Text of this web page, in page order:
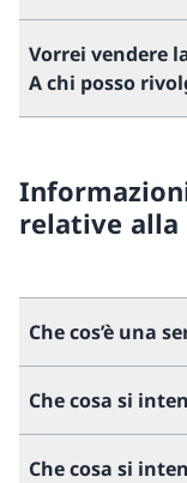
Vorrei vendere
A chi posso
relative alla
Che cos’è una
Che cosa si
Che cosa si